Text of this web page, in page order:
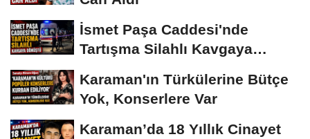
İsmet Paşa Caddesi'nde
Tartışma Silahlı Kavgaya
Karaman'ın Türkülerine Bütçe
Yok, Konserlere Var
Karaman’da 18 Yıllık Cinayet